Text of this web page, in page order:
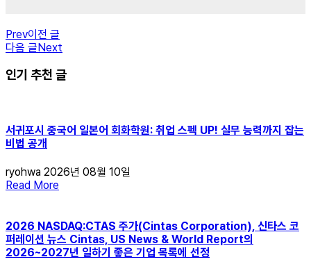
Prev이전 글
다음 글Next
인기 추천 글
서귀포시 중국어 일본어 회화학원: 취업 스펙 UP! 실무 능력까지 잡는
비법 공개
ryohwa 2026년 08월 10일
Read More
2026 NASDAQ:CTAS 주가(Cintas Corporation), 신타스 코
퍼레이션 뉴스 Cintas, US News & World Report의
2026~2027년 일하기 좋은 기업 목록에 선정